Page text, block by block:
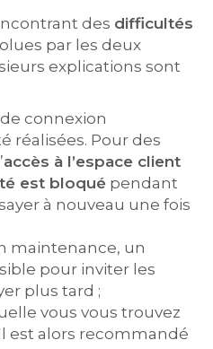
des difficultés
par les deux
explications sont
connexion
réalisées. Pour des
accès à l’espace client
est bloqué pendant
à nouveau une fois
maintenance, un
pour inviter les
plus tard ;
vous vous trouvez
est alors recommandé